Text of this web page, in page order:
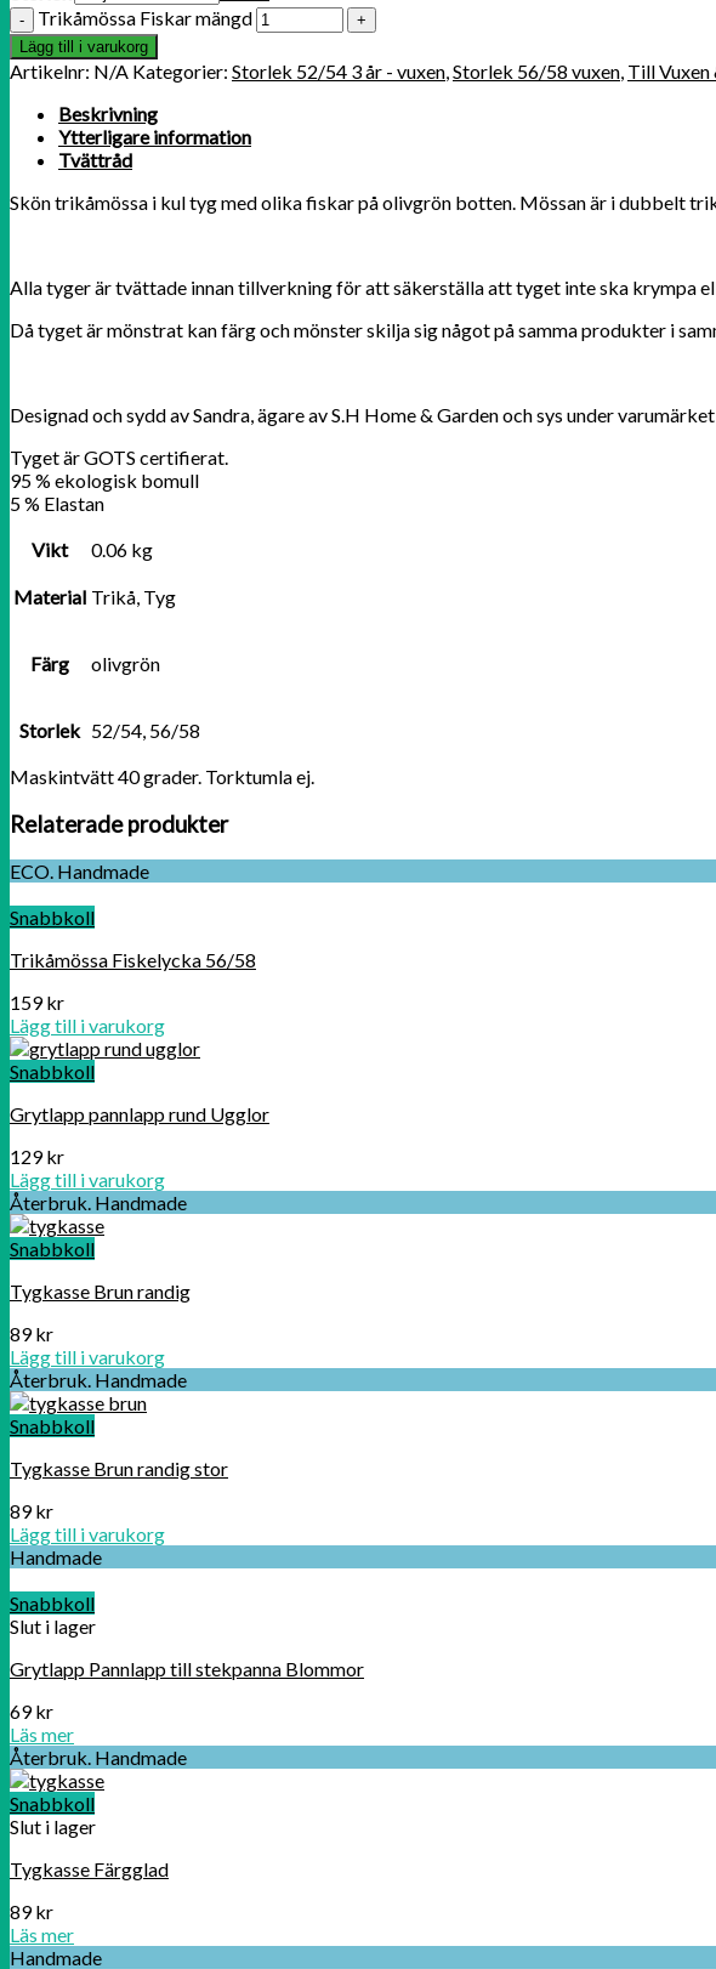
Trikåmössa Fiskar mängd
Lägg till i varukorg
Artikelnr: N/A Kategorier: Storlek 52/54 3 år - vuxen,Storlek 56/58 vuxen, Till Vuxen
Beskrivning
Ytterligare information
Tvättråd
Skön trikåmössa i kul tyg med olika fiskar på olivgrön botten. Mössan är i dubbelt
Alla tyger är tvättade innan tillverkning för att säkerställa att tyget inte ska krympa
Då tyget är mönstrat kan färg och mönster skilja sig något på samma produkter i
Designad och sydd av Sandra, ägare av S.H Home & Garden och sys under
Tyget är GOTS certifierat.
95 % ekologisk bomull
5 % Elastan
Vikt
0.06 kg
Material Trikå, Tyg
Färg olivgrön
Storlek 52/54, 56/58
Maskintvätt 40 grader. Torktumla ej.
Relaterade produkter
ECO. Handmade
Snabbkoll
Trikåmössa Fiskelycka 56/58
159kr
Lägg till i varukorg
Snabbkoll
Grytlapp pannlapp rund Ugglor
129kr
Lägg till i varukorg
Återbruk. Handmade
Snabbkoll
Tygkasse Brun randig
89kr
Lägg till i varukorg
Återbruk. Handmade
Snabbkoll
Tygkasse Brun randig stor
89kr
Lägg till i varukorg
Handmade
Snabbkoll
Slut i lager
Grytlapp Pannlapp till stekpanna Blommor
69kr
Läs mer
Återbruk. Handmade
Snabbkoll
Slut i lager
Tygkasse Färgglad
89kr
Läs mer
Handmade